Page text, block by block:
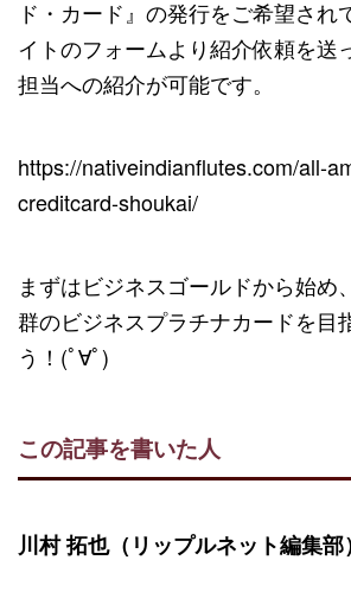
ド・カード』の発行をご希望され
イトのフォームより紹介依頼を送
担当への紹介が可能です。
https://nativeindianflutes.com/all-
creditcard-shoukai/
まずはビジネスゴールドから始め
群のビジネスプラチナカードを目
う！(ﾟ∀ﾟ)
この記事を書いた人
川村 拓也（リップルネット編集部）